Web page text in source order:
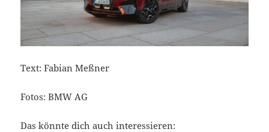
Text: Fabian Meßner
Fotos: BMW AG
Das könnte dich auch interessieren: